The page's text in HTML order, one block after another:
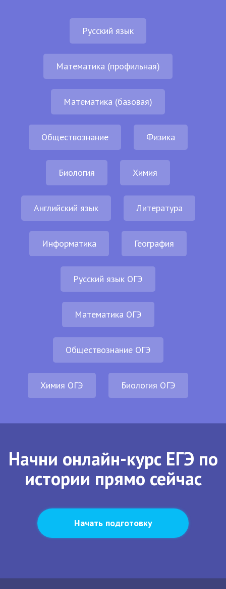
Русский язык
Математика (профильная)
Математика (базовая)
Обществознание Физика
Биология Химия
Английский язык Литература
Информатика География
Русский язык ОГЭ
Математика ОГЭ
Обществознание ОГЭ
Химия ОГЭ Биология ОГЭ
Начни онлайн-курс ЕГЭ по
истории прямо сейчас
Начать подготовку